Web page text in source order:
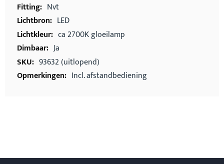
Nvt
LED
ca 2700K gloeilamp
Ja
93632 (uitlopend)
Incl. afstandbediening